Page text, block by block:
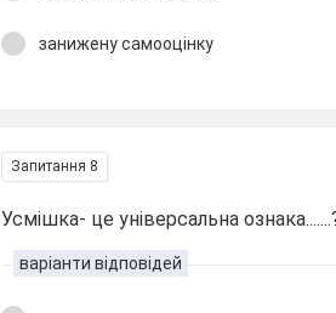
занижену самооцінку
Запитання 8
Усмішка- це універсальна
варіанти відповідей